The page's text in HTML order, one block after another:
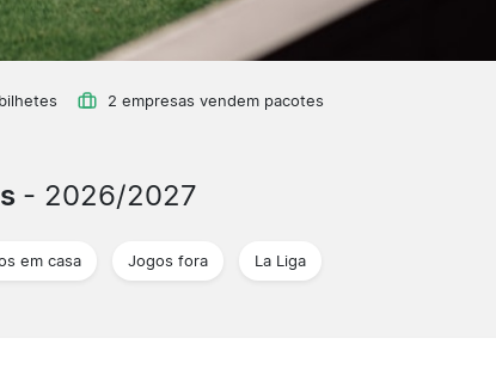
2 empresas vendem pacotes
- 2026/2027
em casa Jogos fora La Liga